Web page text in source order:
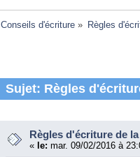
Conseils d'écriture » Règles
Sujet: Règles
Règles d'écriture de
« le: mar. 09/02/2016 à